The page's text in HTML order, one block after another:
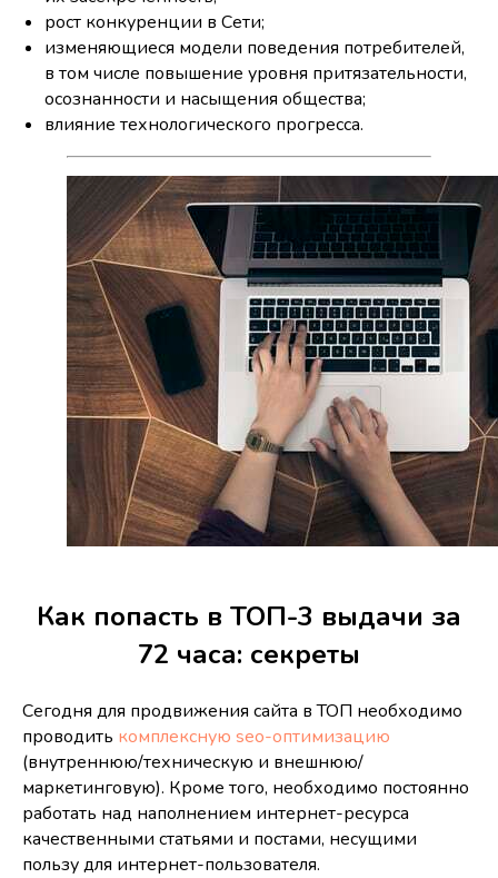
рост конкуренции в Сети;
изменяющиеся модели поведения потребителей,
в том числе повышение уровня притязательности,
осознанности и насыщения общества;
влияние технологического прогресса.
Как попасть в ТОП-3 выдачи за
72 часа: секреты
Сегодня для продвижения сайта в ТОП необходимо
проводить комплексную seo-оптимизацию
(внутреннюю/техническую и внешнюю/
маркетинговую). Кроме того, необходимо постоянно
работать над наполнением интернет-ресурса
качественными статьями и постами, несущими
пользу для интернет-пользователя.